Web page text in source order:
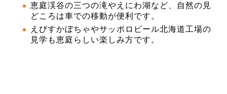
恵庭渓谷の三つの滝やえにわ湖など、自然の見
どころは車での移動が便利です。
えびすかぼちゃやサッポロビール北海道工場の
見学も恵庭らしい楽しみ方です。